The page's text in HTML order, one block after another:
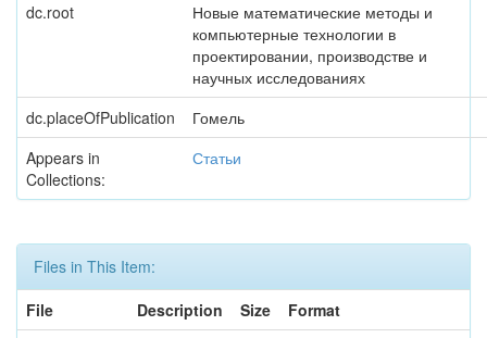
dc.root
Новые математические методы и
компьютерные технологии в
проектировании, производстве и
научных исследованиях
dc.placeOfPublication
Гомель
Appears in
Collections:
Статьи
Files in This Item:
File
Description Size
Format